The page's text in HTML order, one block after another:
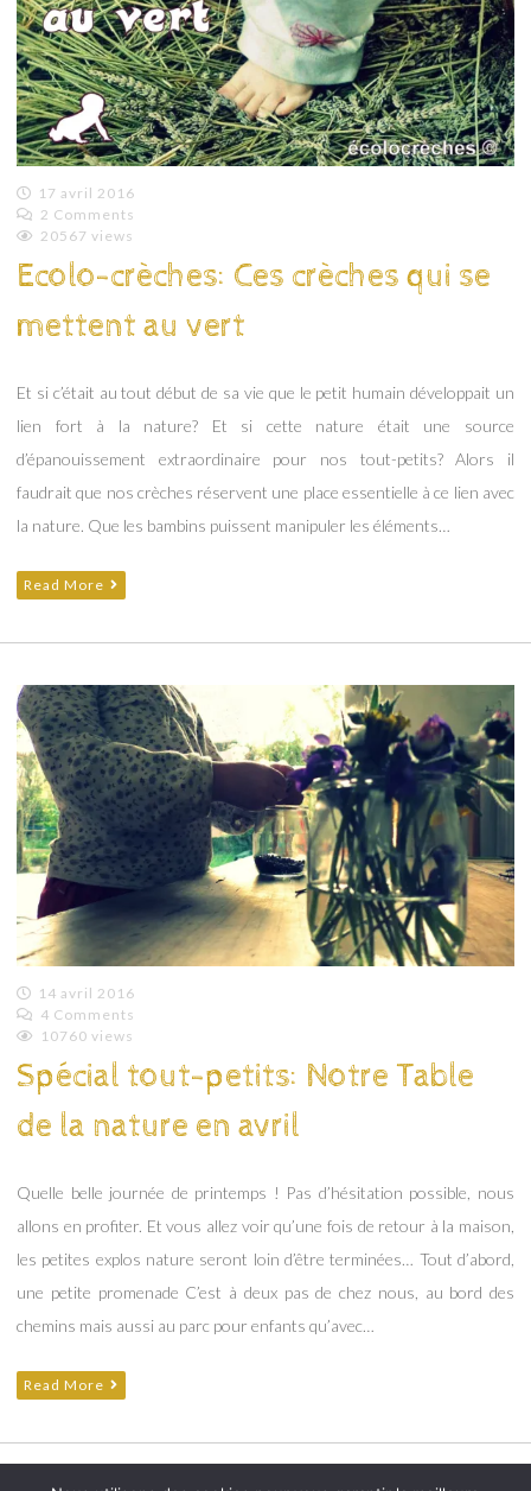
17 avril 2016
Emilie
Lagoeyte
2 Comments
20567 views
Ecolo-crèches: Ces crèches qui se
mettent au vert
Et si c’était au tout début de sa vie que le petit humain développait un
lien fort à la nature? Et si cette nature était une source
d’épanouissement extraordinaire pour nos tout-petits? Alors il
faudrait que nos crèches réservent une place essentielle à ce lien avec
la nature. Que les bambins puissent manipuler les éléments…
Read More
14 avril 2016
Emilie
4 Comments
10760 views
Spécial tout-petits: Notre Table
de la nature en avril
Quelle belle journée de printemps ! Pas d’hésitation possible, nous
allons en profiter. Et vous allez voir qu’une fois de retour à la maison,
les petites explos nature seront loin d’être terminées… Tout d’abord,
une petite promenade C’est à deux pas de chez nous, au bord des
chemins mais aussi au parc pour enfants qu’avec…
Read More